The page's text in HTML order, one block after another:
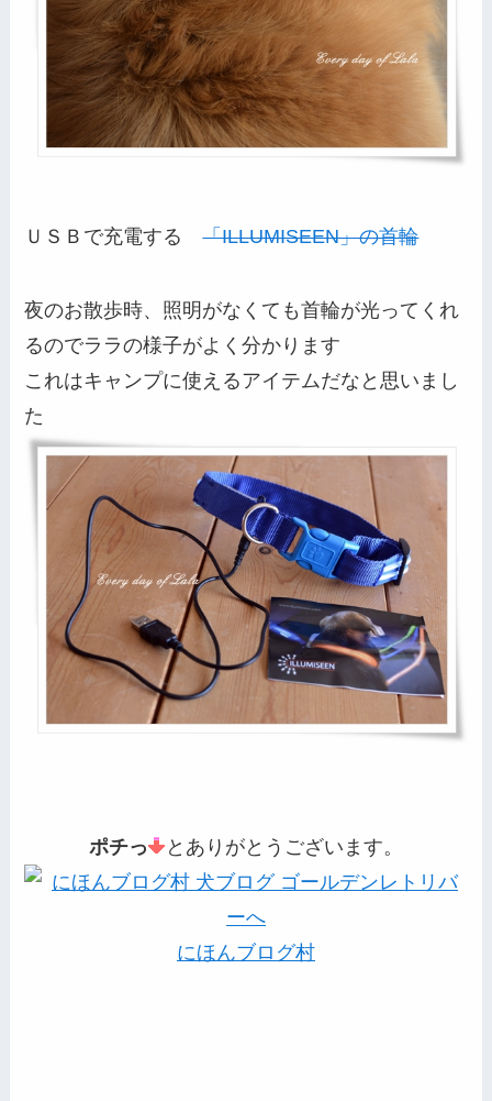
ＵＳＢで充電する「ILLUMISEEN」の首輪
夜のお散歩時、照明がなくても首輪が光ってくれ
るのでララの様子がよく分かります
これはキャンプに使えるアイテムだなと思いまし
た
ポチっ とありがとうございます。
にほんブログ村